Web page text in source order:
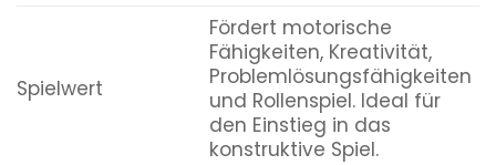
Spielwert
Fördert motorische
Fähigkeiten, Kreativität,
Problemlösungsfähigkeiten
und Rollenspiel. Ideal für
den Einstieg in das
konstruktive Spiel.